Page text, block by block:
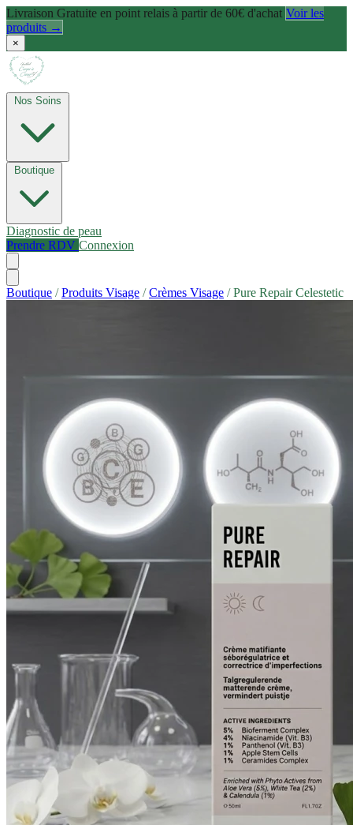
Livraison Gratuite en point relais à partir de 60€ d'achat Voir les
produits →
×
Nos Soins
Boutique
Diagnostic de peau
Prendre RDV Connexion
Boutique / Produits Visage / Crèmes Visage / Pure Repair Celestetic